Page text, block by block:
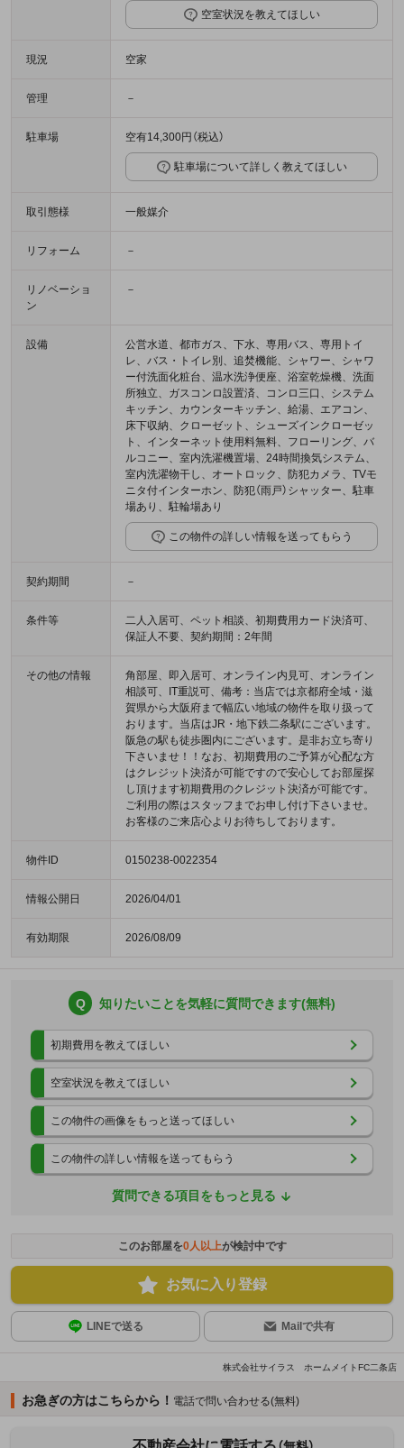
空室状況を教えてほしい
現況 空家
管理 －
駐車場 空有14,300円（税込）
駐車場について詳しく教えてほしい
取引態様 一般媒介
リフォーム －
リノベーショ
ン
－
設備
公営水道、都市ガス、下水、専用バス、専用トイ
レ、バス・トイレ別、追焚機能、シャワー、シャワ
ー付洗面化粧台、温水洗浄便座、浴室乾燥機、洗面
所独立、ガスコンロ設置済、コンロ三口、システム
キッチン、カウンターキッチン、給湯、エアコン、
床下収納、クローゼット、シューズインクローゼッ
ト、インターネット使用料無料、フローリング、バ
ルコニー、室内洗濯機置場、24時間換気システム、
室内洗濯物干し、オートロック、防犯カメラ、TVモ
ニタ付インターホン、防犯（雨戸）シャッター、駐車
場あり、駐輪場あり
この物件の詳しい情報を送ってもらう
契約期間 －
条件等
二人入居可、ペット相談、初期費用カード決済可、
保証人不要、契約期間：2年間
その他の情報
角部屋、即入居可、オンライン内見可、オンライン
相談可、IT重説可、備考：当店では京都府全域・滋
賀県から大阪府まで幅広い地域の物件を取り扱って
おります。当店はJR・地下鉄二条駅にございます。
阪急の駅も徒歩圏内にございます。是非お立ち寄り
下さいませ！！なお、初期費用のご予算が心配な方
はクレジット決済が可能ですので安心してお部屋探
し頂けます初期費用のクレジット決済が可能です。
ご利用の際はスタッフまでお申し付け下さいませ。
お客様のご来店心よりお待ちしております。
物件ID 0150238-0022354
情報公開日 2026/04/01
有効期限 2026/08/09
Q 知りたいことを気軽に質問できます(無料)
初期費用を教えてほしい
空室状況を教えてほしい
この物件の画像をもっと送ってほしい
この物件の詳しい情報を送ってもらう
質問できる項目をもっと見る
このお部屋を0人以上が検討中です
お気に入り登録
LINEで送る Mailで共有
株式会社サイラス ホームメイトFC二条店
お急ぎの方はこちらから！ 電話で問い合わせる(無料)